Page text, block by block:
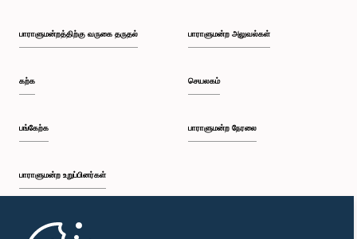
பாராளுமன்றத்திற்கு வருகை தருதல்
கற்க
பங்கேற்க
பாராளுமன்ற உறுப்பினர்கள்
முதற்பக்கம்
பாராளுமன்ற அலுவல்கள்
செயலகம்
பாராளுமன்ற நேரலை